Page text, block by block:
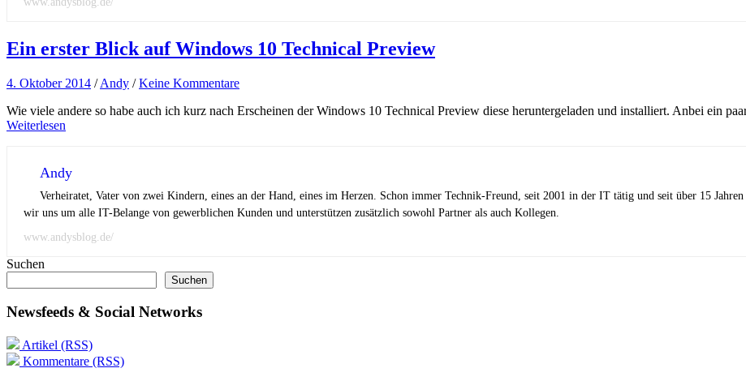
Ein erster Blick auf Windows 10 Technical Preview
4. Oktober 2014 /Andy /Keine Kommentare
Wie viele andere so habe auch ich kurz nach Erscheinen der Windows 10 Technical Preview diese heruntergeladen und installiert. Anbei ein
Weiterlesen
Andy
Verheiratet, Vater von zwei Kindern, eines an der Hand, eines im Herzen. Schon immer Technik-Freund, seit 2001 in der IT tätig und seit über 15
wir uns um alle IT-Belange von gewerblichen Kunden und unterstützen zusätzlich sowohl Partner als auch Kollegen.
www.andysblog.de/
Suchen
Suchen
Newsfeeds & Social Networks
Artikel (RSS)
Kommentare (RSS)